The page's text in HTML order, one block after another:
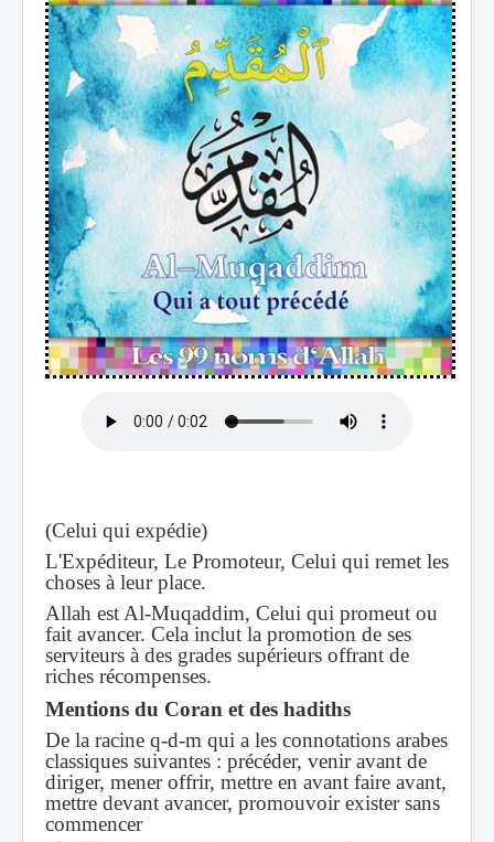
(Celui qui expédie)
L'Expéditeur, Le Promoteur, Celui qui remet les
choses à leur place.
Allah est Al-Muqaddim, Celui qui promeut ou
fait avancer. Cela inclut la promotion de ses
serviteurs à des grades supérieurs offrant de
riches récompenses.
Mentions du Coran et des hadiths
De la racine q-d-m qui a les connotations arabes
classiques suivantes : précéder, venir avant de
diriger, mener offrir, mettre en avant faire avant,
mettre devant avancer, promouvoir exister sans
commencer